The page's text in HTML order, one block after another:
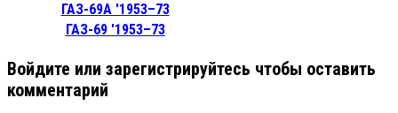
ГАЗ-69А '1953–73
ГАЗ-69 '1953–73
Войдите или зарегистрируйтесь чтобы оставить
комментарий